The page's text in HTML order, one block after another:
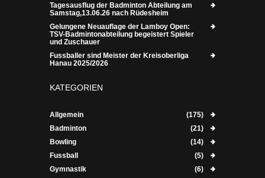
Tagesausflug der Badminton Abteilung am
Samstag,13.06.26 nach Rüdesheim
Gelungene Neuauflage der Lamboy Open:
TSV-Badmintonabteilung begeistert Spieler
und Zuschauer
Fussballer sind Meister der Kreisoberliga
Hanau 2025/2026
KATEGORIEN
Allgemein
(175)
Badminton
(21)
Bowling
(14)
Fussball
(5)
Gymnastik
(6)